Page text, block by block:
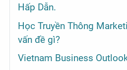
Hấp Dẫn.
Học Truyền Thông
vấn đề gì?
Vietnam Business